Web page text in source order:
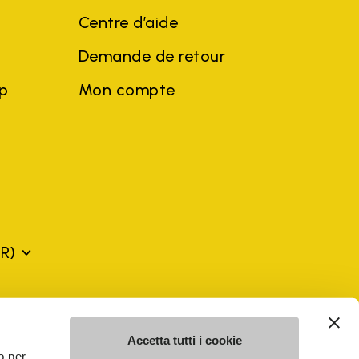
per
Accetta tutti i cookie
Centre d’aide
Demande de retour
Mon compte
et noms d'entreprises de tiers peuvent être des marques
profit du propriétaire, sans impliquer de violation de la loi sur